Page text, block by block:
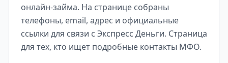
онлайн-займа. На странице собраны
телефоны, email, адрес и официальные
ссылки для связи с Экспресс Деньги. Страница
для тех, кто ищет подробные контакты МФО.